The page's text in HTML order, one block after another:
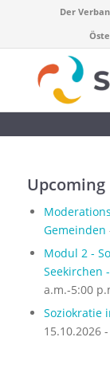
Der
Upcoming
Gemeinden
Modul 2 -
Seekirchen
a.m.-5:00
Soziokratie
15.10.2026